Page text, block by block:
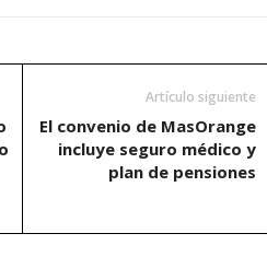
Artículo siguiente
El convenio de MasOrange
incluye seguro médico y
plan de pensiones